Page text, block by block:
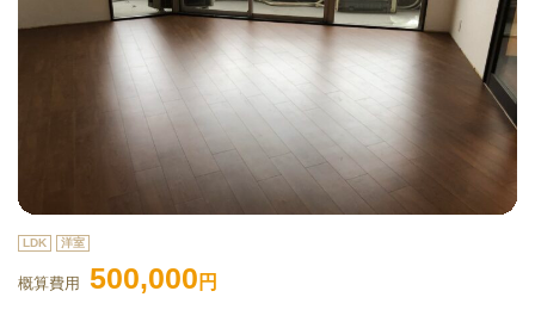
LDK 洋室
概算費用 500,000 円